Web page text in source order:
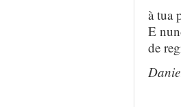
à tua
E
de